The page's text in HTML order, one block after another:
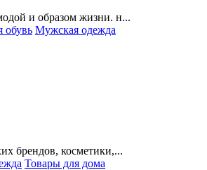
и образом жизни. н...
обувь Мужская одежда
брендов, косметики,...
Товары для дома